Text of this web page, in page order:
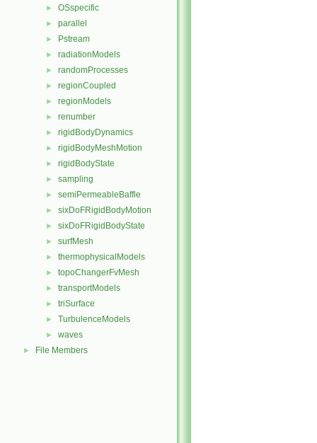
► OSspecific
► parallel
► Pstream
► radiationModels
► randomProcesses
► regionCoupled
► regionModels
► renumber
► rigidBodyDynamics
► rigidBodyMeshMotion
► rigidBodyState
► sampling
► semiPermeableBaffle
► sixDoFRigidBodyMotion
► sixDoFRigidBodyState
► surfMesh
► thermophysicalModels
► topoChangerFvMesh
► transportModels
► triSurface
► TurbulenceModels
► waves
► File Members